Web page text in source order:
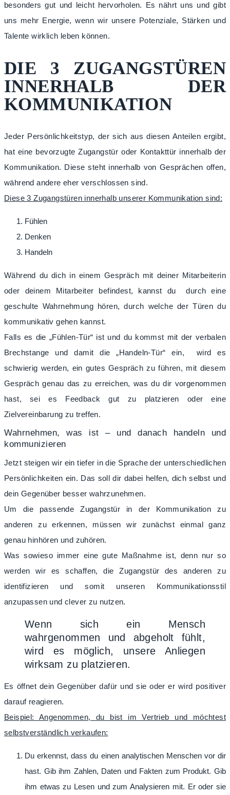
besonders gut und leicht hervorholen. Es nährt uns und gibt
uns mehr Energie, wenn wir unsere Potenziale, Stärken und
Talente wirklich leben können.
DIE 3 ZUGANGSTÜREN
INNERHALB DER
KOMMUNIKATION
Jeder Persönlichkeitstyp, der sich aus diesen Anteilen ergibt,
hat eine bevorzugte Zugangstür oder Kontakttür innerhalb der
Kommunikation. Diese steht innerhalb von Gesprächen offen,
während andere eher verschlossen sind.
Diese 3 Zugangstüren innerhalb unserer Kommunikation sind:
Fühlen
Denken
Handeln
Während du dich in einem Gespräch mit deiner Mitarbeiterin
oder deinem Mitarbeiter befindest, kannst du
durch eine
geschulte Wahrnehmung hören, durch welche der Türen du
kommunikativ gehen kannst.
Falls es die „Fühlen-Tür“ ist und du kommst mit der verbalen
Brechstange und damit die „Handeln-Tür“ ein,
wird es
schwierig werden, ein gutes Gespräch zu führen, mit diesem
Gespräch genau das zu erreichen, was du dir vorgenommen
hast, sei es Feedback gut zu platzieren oder eine
Zielvereinbarung zu treffen.
Wahrnehmen, was ist – und danach handeln und
kommunizieren
Jetzt steigen wir ein tiefer in die Sprache der unterschiedlichen
Persönlichkeiten ein. Das soll dir dabei helfen, dich selbst und
dein Gegenüber besser wahrzunehmen.
Um die passende Zugangstür in der Kommunikation zu
anderen zu erkennen, müssen wir zunächst einmal ganz
genau hinhören und zuhören.
Was sowieso immer eine gute Maßnahme ist, denn nur so
werden wir es schaffen, die Zugangstür des anderen zu
identifizieren und somit unseren Kommunikationsstil
anzupassen und clever zu nutzen.
Wenn sich ein Mensch
wahrgenommen und abgeholt fühlt,
wird es möglich, unsere Anliegen
wirksam zu platzieren.
Es öffnet dein Gegenüber dafür und sie oder er wird positiver
darauf reagieren.
Beispiel: Angenommen, du bist im Vertrieb und möchtest
selbstverständlich verkaufen:
Du erkennst, dass du einen analytischen Menschen vor dir
hast. Gib ihm Zahlen, Daten und Fakten zum Produkt. Gib
ihm etwas zu Lesen und zum Analysieren mit. Er oder sie